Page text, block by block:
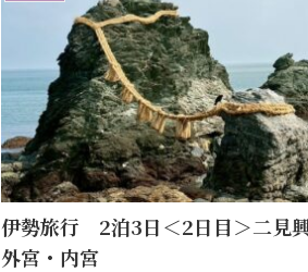
伊勢旅行 2泊3日＜2日目＞二見
外宮・内宮